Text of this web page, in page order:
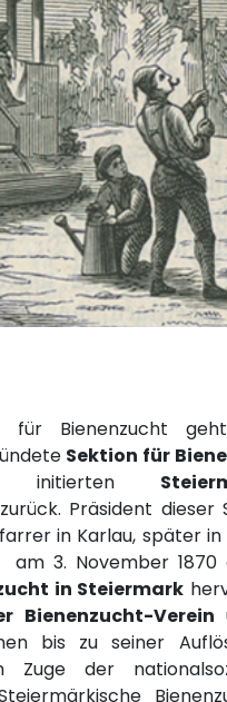
für Bienenzucht
Sektion für
initierten
zurück. Präsident dieser
in Karlau, später in
3. November 1870
in Steiermark
Bienenzucht-Verein
bis zu seiner
der